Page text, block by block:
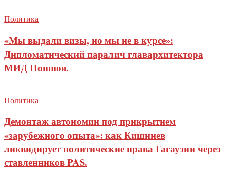
Политика
«Мы выдали визы, но мы не в курсе»:
Дипломатический паралич главархитектора
МИД Попшоя.
Политика
Демонтаж автономии под прикрытием
«зарубежного опыта»: как Кишинев
ликвидирует политические права Гагаузии через
ставленников PAS.